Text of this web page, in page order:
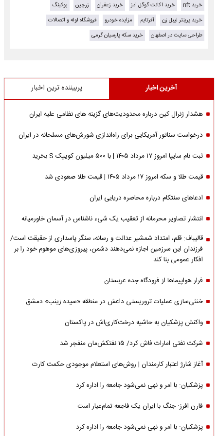
خرید nft
خرید اکانت گوگل ادز خرید زعفران زرچین
بوکینگ
خرید پرینتر لیبل زن
آفرتایم مزایده خودرو
فروشگاه لوله و اتصالات
طراحی سایت در اصفهان
خرید سکه پارسیان گرمی
آخرین اخبار پربیننده ترین اخبار
هشدار ژنرال کین درباره محدودیت‌های گزینه های نظامی علیه ایران
درخواست سناتور آمریکایی برای راه‌اندازی شورش‌های مسلحانه در ایران
ثبت نام سایپا امروز ۱۷ مرداد ۱۴۰۵ | با ۵۰۰ میلیون کوییک S بخرید
قیمت طلا و سکه امروز ۱۷ مرداد ۱۴۰۵ | قیمت طلا صعودی شد
ادعاهای سنتکام درباره محاصره دریایی ایران
انتشار تصاویر محرمانه از تعقیب یک شیء ناشناس در آسمان خاورمیانه
قالیباف: قلم، امتداد شمشیر عدالت و رسانه، سنگر پاسداری از حقیقت است/
فرزندان این سرزمین اجازه نمی‌دهند دشمن، پیروزی‌های موهوم خود را بر
افکار عمومی بنا کند
فرار هواپیماها از فرودگاه جده عربستان
خنثی‌سازی عملیات تروریستی داعش در منطقه «سیده زینب» دمشق
واکنش پزشکیان به حاشیه درخت‌کاری‌اش در پاکستان
شرکت نفتی امارات فاش کرد/ ۱۵ نفتکش‌مان منفجر شد
آغاز شارژ اعتبار کارمندان | روش‌های استعلام موجودی حکمت کارت
پزشکیان: با امر و نهی نمی‌شود جامعه را اداره کرد
فارن افرز: جنگ با ایران یک فاجعه تمام‌عیار است
پزشکیان: با امر و نهی نمی‌شود جامعه را اداره کرد